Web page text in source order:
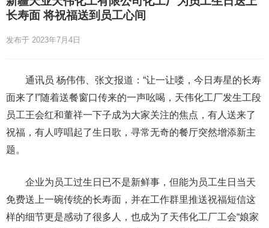
长寿面 将祝福送到员工心间
发布于 2023年7月4日
通讯员 杨伟伟、张文报道：“让一让喽，今日寿星的长寿
面来了!”随着送餐窗口传来的一声吆喝，天伟化工厂发生工段
员工王会红和董祥一下子成为大家关注的焦点，有人送来了
祝福，有人哼唱起了生日歌，寻常无奇的餐厅突然增添新主
题。
企业为员工过生日已不是新鲜事，但能为员工生日当天
免费送上一碗传统的长寿面，并在工作群里推送祝福短信这
样的细节更是感动了很多人，也成为了天伟化工厂工会“娘家